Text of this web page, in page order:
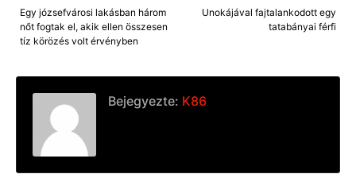
Unokájával fajtalankodott egy
tatabányai férfi
Egy józsefvárosi lakásban három
nőt fogtak el, akik ellen összesen
tíz körözés volt érvényben
Bejegyezte: K86